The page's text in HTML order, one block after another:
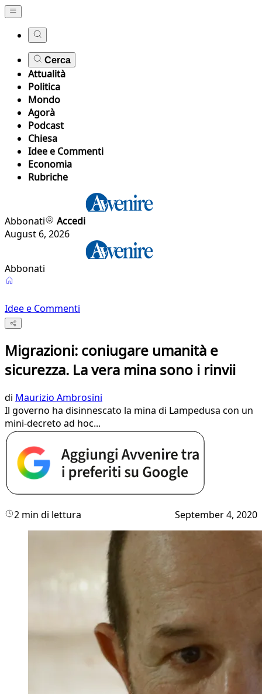
Cerca
Attualità
Politica
Mondo
Agorà
Podcast
Chiesa
Idee e Commenti
Economia
Rubriche
Abbonati
Accedi
August 6, 2026
Abbonati
Idee e Commenti
Migrazioni: coniugare umanità e
sicurezza. La vera mina sono i rinvii
di Maurizio Ambrosini
Il governo ha disinnescato la mina di Lampedusa con un
mini-decreto ad hoc...
2 min di lettura September 4, 2020